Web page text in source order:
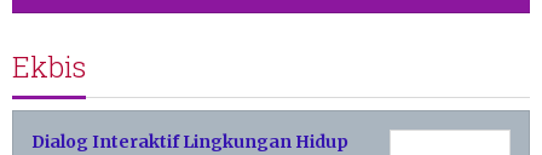
Ekbis
Dialog Interaktif Lingkungan Hidup